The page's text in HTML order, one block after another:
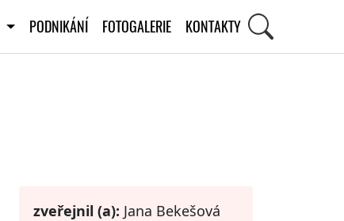
PODNIKÁNÍ FOTOGALERIE KONTAKTY
zveřejnil (a): Jana Bekešová